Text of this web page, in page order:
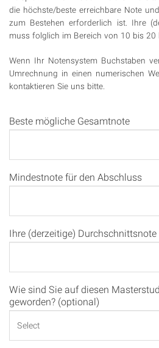
die höchste/beste erreichbare Note
zum Bestehen erforderlich ist. Ihre
muss folglich im Bereich von 10 bis 20
Wenn Ihr Notensystem Buchstaben
Umrechnung in einen numerischen
kontaktieren Sie uns bitte.
Beste mögliche Gesamtnote
Mindestnote für den Abschluss
Ihre (derzeitige) Durchschnittsnote
Wie sind Sie auf diesen
geworden? (optional)